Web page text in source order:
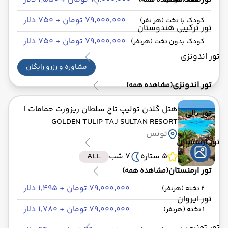
تور ترکیبی هندوستان
تور اندونزی
تور اندونزی(مشاهده همه)
تور بالی
تور ارمنستان
تور ارمنستان(مشاهده همه)
تور ایروان
کودک با تخت (هر نفر) ۷۹٬۰۰۰٬۰۰۰ تومان + ۷۵۰ دلار
کودک بدون تخت (هرنفر) ۷۹٬۰۰۰٬۰۰۰ تومان + ۷۵۰ دلار
مشاوره و رزرو رایگان
هتل گلدن تولیپ تاج سلطان ریزورت حمامات |
GOLDEN TULIP TAJ SULTAN RESORT
تونس
5 ستاره
7 شب ALL
2 تخته (هرنفر) ۷۹٬۰۰۰٬۰۰۰ تومان + ۱٬۴۹۵ دلار
1 تخته (هرنفر) ۷۹٬۰۰۰٬۰۰۰ تومان + ۱٬۷۸۰ دلار